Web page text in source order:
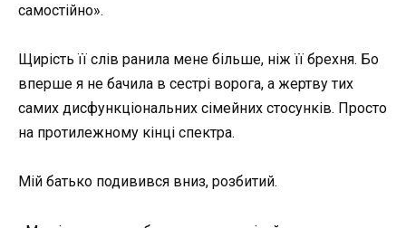
самостійно».
Щирість її слів ранила мене більше, ніж її брехня. Бо
вперше я не бачила в сестрі ворога, а жертву тих
самих дисфункціональних сімейних стосунків. Просто
на протилежному кінці спектра.
Мій батько подивився вниз, розбитий.